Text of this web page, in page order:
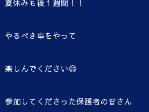
夏休みも後１週間！！
やるべき事をやって
楽しんでください😄
参加してくださった保護者の皆さん